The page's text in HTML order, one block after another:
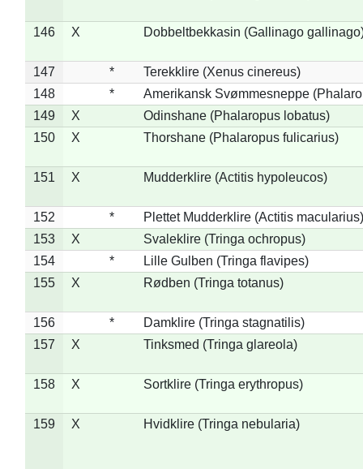
146 X Dobbeltbekkasin (Gallinago
147 *
Terekklire (Xenus cinereus)
148
*
Amerikansk Svømmesneppe
149
X
Odinshane (Phalaropus lobatus)
150
X Thorshane (Phalaropus fulicarius)
151 X Mudderklire (Actitis hypoleucos)
152 *
Plettet Mudderklire (Actitis macularius)
153
X
Svaleklire (Tringa ochropus)
154
*
Lille Gulben (Tringa flavipes)
155
X Rødben (Tringa totanus)
156 *
Damklire (Tringa stagnatilis)
157
X Tinksmed (Tringa glareola)
158 X Sortklire (Tringa erythropus)
159 X Hvidklire (Tringa nebularia)